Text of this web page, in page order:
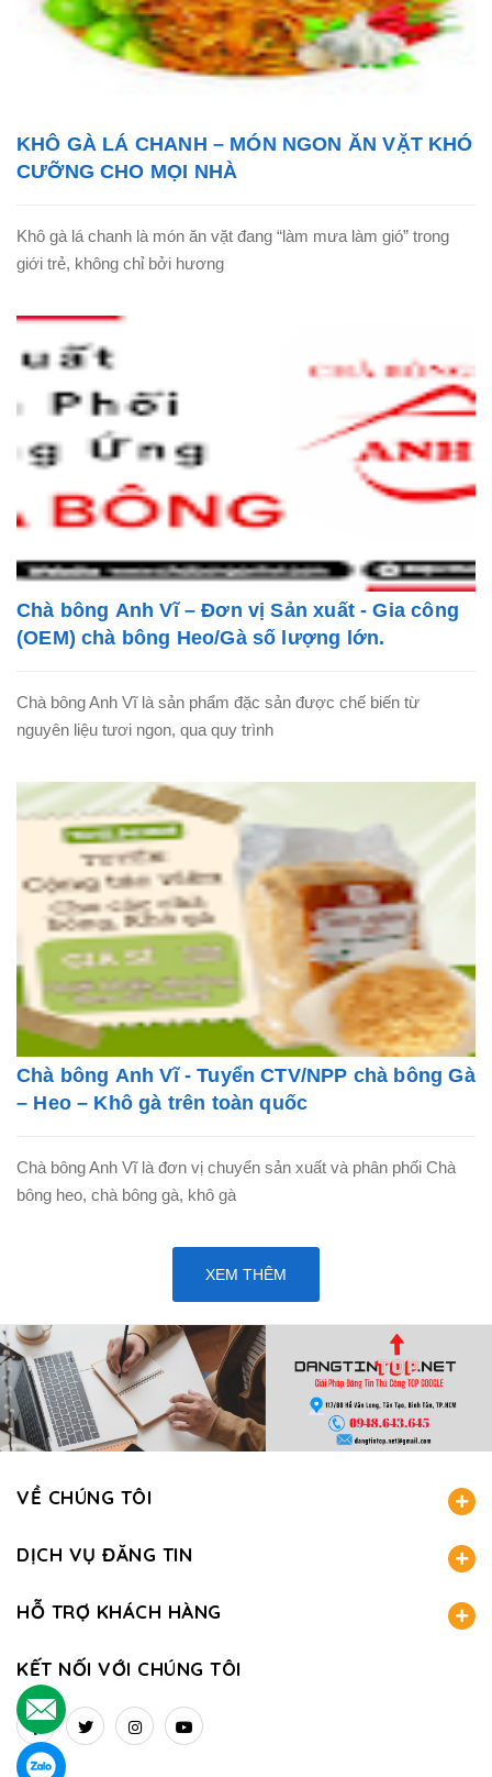
KHÔ GÀ LÁ CHANH – MÓN NGON ĂN VẶT KHÓ
CƯỠNG CHO MỌI NHÀ
Khô gà lá chanh là món ăn vặt đang “làm mưa làm gió” trong
giới trẻ, không chỉ bởi hương
Chà bông Anh Vĩ – Đơn vị Sản xuất - Gia công
(OEM) chà bông Heo/Gà số lượng lớn.
Chà bông Anh Vĩ là sản phẩm đặc sản được chế biến từ
nguyên liệu tươi ngon, qua quy trình
Chà bông Anh Vĩ - Tuyển CTV/NPP chà bông Gà
– Heo – Khô gà trên toàn quốc
Chà bông Anh Vĩ là đơn vị chuyển sản xuất và phân phối Chà
bông heo, chà bông gà, khô gà
XEM THÊM
VỀ CHÚNG TÔI
DỊCH VỤ ĐĂNG TIN
HỖ TRỢ KHÁCH HÀNG
KẾT NỐI VỚI CHÚNG TÔI
.
.